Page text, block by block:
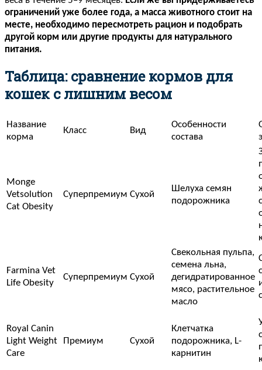
ограничений уже более года, а масса животного стоит на
месте, необходимо пересмотреть рацион и подобрать
другой корм или другие продукты для натурального
питания.
Таблица: сравнение кормов для
кошек с лишним весом
Название
корма
Класс Вид
Особенности
состава
Monge
Vetsolution
Cat Obesity
Суперпремиум Сухой
Шелуха семян
подорожника
Farmina Vet
Life Obesity
Суперпремиум Сухой
Свекольная пульпа,
семена льна,
дегидратированное
мясо, растительное
масло
Royal Canin
Light Weight
Care
Премиум Сухой
Клетчатка
подорожника, L-
карнитин